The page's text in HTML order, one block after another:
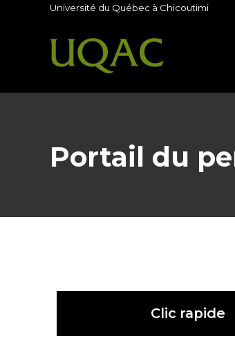
Université du Québec à Chicoutimi
Portail du
Clic rapide